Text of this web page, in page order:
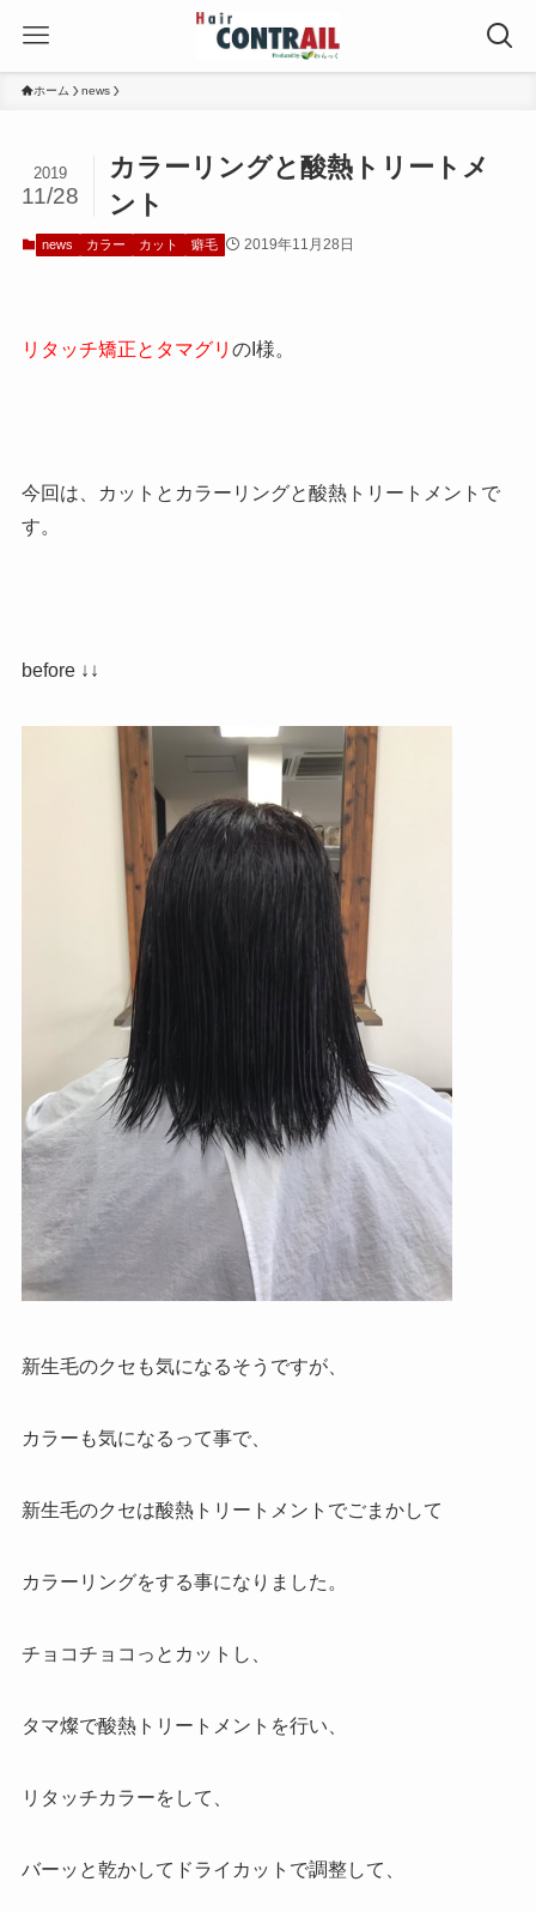
ホーム news
カラーリングと酸熱トリートメ
ント
2019
11/28
news カラー カット 癖毛 2019年11月28日
リタッチ矯正とタマグリ のI様。
今回は、カットとカラーリングと酸熱トリートメントで
す。
before ↓↓
新生毛のクセも気になるそうですが、
カラーも気になるって事で、
新生毛のクセは酸熱トリートメントでごまかして
カラーリングをする事になりました。
チョコチョコっとカットし、
タマ燦で酸熱トリートメントを行い、
リタッチカラーをして、
バーッと乾かしてドライカットで調整して、